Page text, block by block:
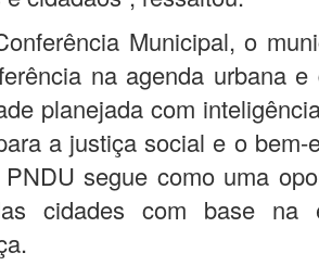
Municipal, o
na agenda urbana
planejada com
a justiça social e o
segue como uma
cidades com base